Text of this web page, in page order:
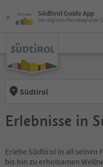
Südtirol Guide App
Der digitale Reisebegleiter
Südtirol
Erlebnisse in
Erlebe Südtirol in all seinen
bis hin zu erholsamen